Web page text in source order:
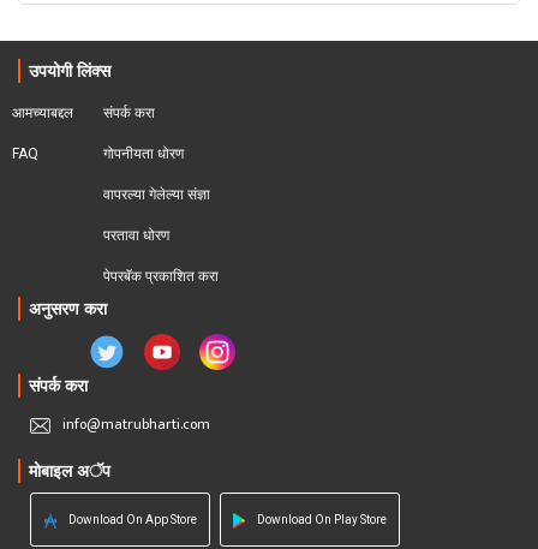
उपयोगी लिंक्स
आमच्याबद्दल
FAQ
संपर्क करा
गोपनीयता धोरण
वापरल्या गेलेल्या संज्ञा
परतावा धोरण
पेपरबॅक प्रकाशित करा
अनुसरण करा
संपर्क करा
info@matrubharti.com
मोबाइल अॅप
Download On App Store Download On Play Store